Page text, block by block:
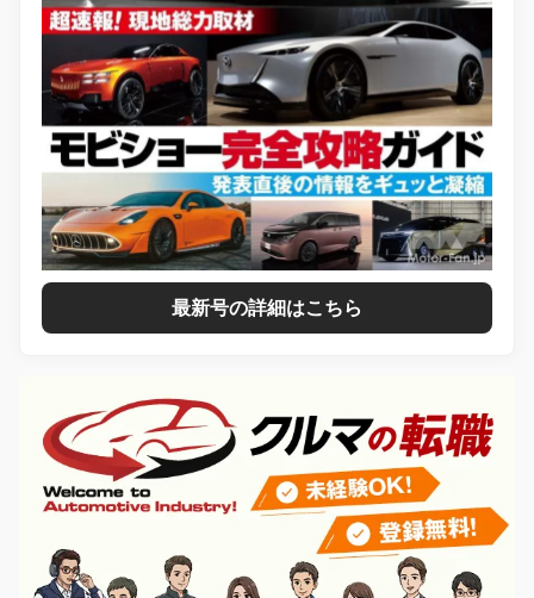
最新号の詳細はこちら